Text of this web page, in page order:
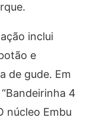
inclui
e
de gude. Em
4
núcleo Embu